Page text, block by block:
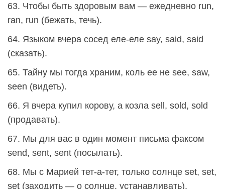
63. Чтобы быть здоровым вам — ежедневно run,
ran, run (бежать, течь).
64. Языком вчера сосед еле-еле say, said, said
(сказать).
65. Тайну мы тогда храним, коль ее не see, sаw,
seen (видеть).
66. Я вчера купил корову, а козла sell, sold, sold
(продавать).
67. Мы для вас в один момент письма факсом
send, sent, sent (посылать).
68. Мы с Марией тет-а-тет, только солнце set, set,
set (заходить — о солнце, устанавливать).